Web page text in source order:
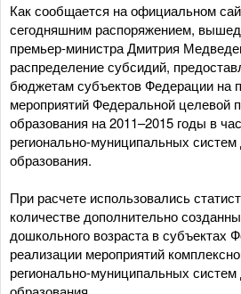
Как сообщается на официальном
сегодняшним распоряжением,
премьер-министра Дмитрия
распределение субсидий,
бюджетам субъектов Федерации на
мероприятий Федеральной целевой
образования на 2011–2015 годы в
регионально-муниципальных
образования.
При расчете использовались
количестве дополнительно
дошкольного возраста в субъектах
реализации мероприятий
регионально-муниципальных